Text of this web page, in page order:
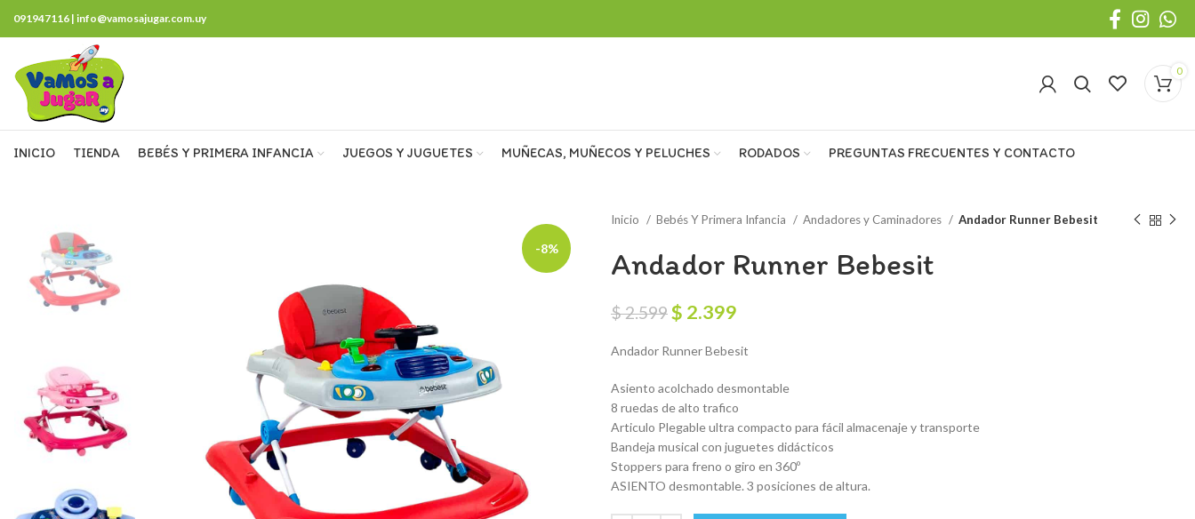
091947116 | info@vamosajugar.com.uy
0
INICIO TIENDA BEBÉS Y PRIMERA INFANCIA JUEGOS Y JUGUETES MUÑECAS, MUÑECOS Y PELUCHES RODADOS PREGUNTAS FRECUENTES Y CONTACTO
-8%
Inicio Bebés Y Primera Infancia Andadores y Caminadores Andador Runner Bebesit
Andador Runner Bebesit
$2.599 El
original
era:
$ 2.599.
$ 2.399
actual
$ 2.399.
Andador Runner Bebesit
Asiento acolchado desmontable
8 ruedas de alto trafico
Articulo Plegable ultra compacto para fácil almacenaje y transporte
Bandeja musical con juguetes didácticos
Stoppers para freno o giro en 360º
ASIENTO desmontable. 3 posiciones de altura.